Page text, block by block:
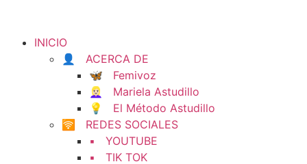
INICIO
👤 ACERCA DE
🦋 Femivoz
👱🏻‍♀️ Mariela Astudillo
💡 El Método Astudillo
🛜 REDES SOCIALES
▪️ YOUTUBE
▪️ TIK TOK